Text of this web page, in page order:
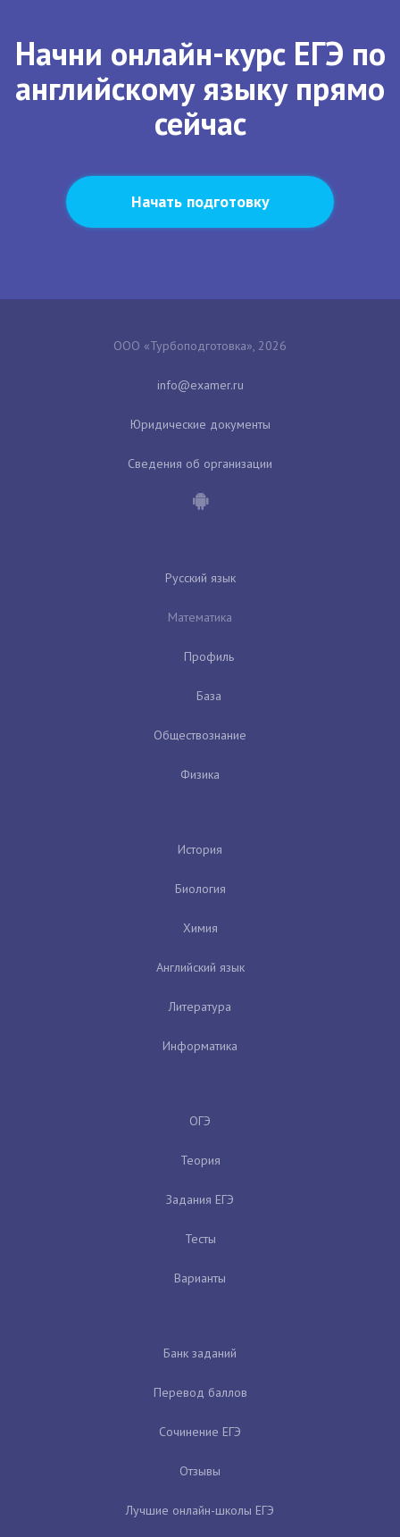
Начни онлайн-курс ЕГЭ по
английскому языку прямо
сейчас
Начать подготовку
ООО «Турбоподготовка», 2026
Юридические документы
Сведения об организации
Русский язык
Математика
Профиль
База
Обществознание
Физика
История
Биология
Химия
Английский язык
Литература
Информатика
ОГЭ
Теория
Задания ЕГЭ
Тесты
Варианты
Банк заданий
Перевод баллов
Сочинение ЕГЭ
Отзывы
Лучшие онлайн-школы ЕГЭ